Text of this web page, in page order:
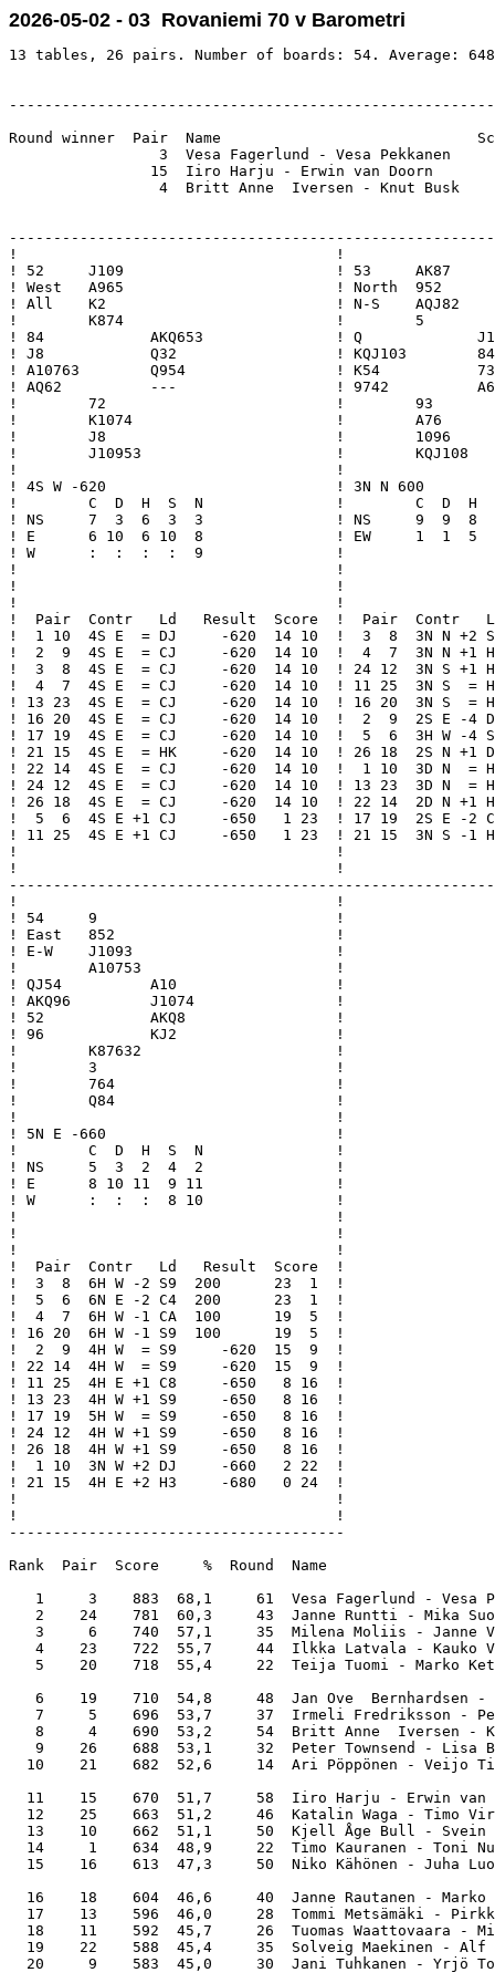
2026-05-02 - 03 Rovaniemi 70 v Barometri
13 tables, 26 pairs. Number of boards: 54. Average:
Round winner  Pair  Name
3  Vesa Fagerlund - Vesa Pekkanen
15  Iiro Harju - Erwin van Doorn
4  Britt Anne  Iversen - Knut Busk
!                                    !
! 52     J109                        ! 53     AK87
! West   A965                        ! North  952
! All    K2                          ! N-S
!        K874                        !        5
! 84            AKQ653               ! Q
! J8            Q32                  ! KQJ103
! A10763        Q954                 ! K54
! AQ62          ---                  ! 9742
!        72                          !        93
!        K1074                       !        A76
!        J8                          !        1096
!        J10953                      !
!                                    !
! 4S W -620                          ! 3N N 600
!        C  D  H  S  N               !        C  D
! NS     7  3  6  3  3               ! NS     9  9
! E      6 10  6 10  8               ! EW     1  1
! W      :  :  :  :  9               !
!                                    !
!                                    !
!                                    !
!  Pair  Contr   Ld   Result  Score  !  Pair  Contr
!  1 10  4S E  = DJ     -620  14 10  !  3  8  3N N +2
!  2  9  4S E  = CJ     -620  14 10  !  4  7  3N N +1
!  3  8  4S E  = CJ     -620  14 10  ! 24 12  3N S +1
!  4  7  4S E  = CJ     -620  14 10  ! 11 25  3N S  =
! 13 23  4S E  = CJ     -620  14 10  ! 16 20  3N S
! 16 20  4S E  = CJ     -620  14 10  !  2  9  2S E -4
! 17 19  4S E  = CJ     -620  14 10  !  5  6  3H W -4
! 21 15  4S E  = HK     -620  14 10  ! 26 18  2S N
! 22 14  4S E  = CJ     -620  14 10  !  1 10  3D N
! 24 12  4S E  = CJ     -620  14 10  ! 13 23  3D N
! 26 18  4S E  = CJ     -620  14 10  ! 22 14  2D N
!  5  6  4S E +1 CJ     -650   1 23  ! 17 19  2S E -2
! 11 25  4S E +1 CJ     -650   1 23  ! 21 15  3N S -1
!                                    !
!                                    !
!                                    !
! 54     9                           !
! East   852                         !
! E-W    J1093                       !
!        A10753                      !
! QJ54          A10                  !
! AKQ96         J1074                !
! 52            AKQ8                 !
! 96            KJ2                  !
!        K87632                      !
!        3                           !
!        764                         !
!        Q84                         !
!                                    !
! 5N E -660                          !
!        C  D  H  S  N               !
! NS     5  3  2  4  2               !
! E      8 10 11  9 11               !
! W      :  :  :  8 10               !
!                                    !
!                                    !
!                                    !
!  Pair  Contr   Ld   Result  Score  !
!  3  8  6H W -2 S9  200      23  1  !
!  5  6  6N E -2 C4  200      23  1  !
!  4  7  6H W -1 CA  100      19  5  !
! 16 20  6H W -1 S9  100      19  5  !
!  2  9  4H W  = S9     -620  15  9  !
! 22 14  4H W  = S9     -620  15  9  !
! 11 25  4H E +1 C8     -650   8 16  !
! 13 23  4H W +1 S9     -650   8 16  !
! 17 19  5H W  = S9     -650   8 16  !
! 24 12  4H W +1 S9     -650   8 16  !
! 26 18  4H W +1 S9     -650   8 16  !
!  1 10  3N W +2 DJ     -660   2 22  !
! 21 15  4H E +2 H3     -680   0 24  !
!                                    !
!                                    !
--------------------------------------
Rank  Pair  Score     %
1     3    883  68,1     61  Vesa Fagerlund -
2    24    781  60,3     43  Janne Runtti -
3     6    740  57,1     35  Milena Moliis -
4    23    722  55,7     44  Ilkka Latvala -
5    20    718  55,4     22  Teija Tuomi -
6    19    710  54,8     48  Jan Ove  Bernhardsen -
7     5    696  53,7     37  Irmeli Fredriksson
8     4    690  53,2     54  Britt Anne
9    26    688  53,1     32  Peter Townsend -
10    21    682  52,6     14  Ari Pöppönen
11    15    670  51,7     58  Iiro Harju -
12    25    663  51,2     46  Katalin Waga -
13    10    662  51,1     50  Kjell Åge Bull -
14     1    634  48,9     22  Timo Kauranen -
15    16    613  47,3     50  Niko Kähönen -
16    18    604  46,6     40  Janne Rautanen -
17    13    596  46,0     28  Tommi Metsämäki -
18    11    592  45,7     26  Tuomas Waattovaara
19    22    588  45,4     35  Solveig Maekinen -
20     9    583  45,0     30  Jani Tuhkanen -